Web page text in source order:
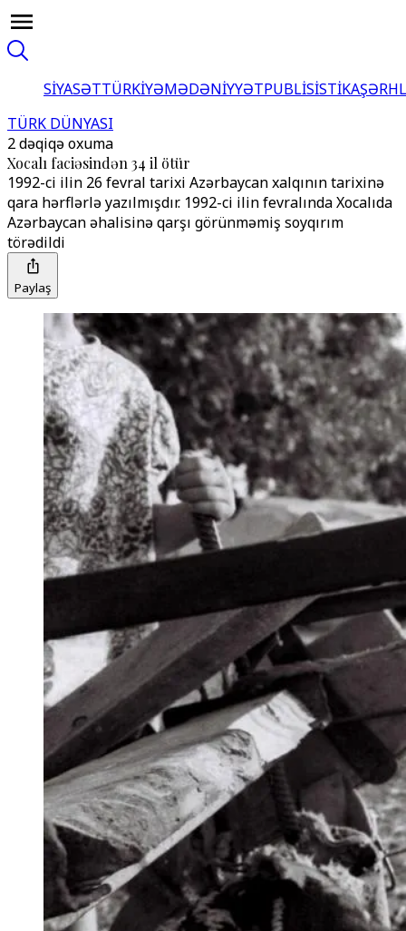
SİYASƏTTÜRKİYƏMƏDƏNİYYƏTPUBLİSİSTİKA
TÜRK DÜNYASI
2 dəqiqə oxuma
Xocalı faciəsindən 34 il ötür
1992-ci ilin 26 fevral tarixi Azərbaycan xalqının tarixinə
qara hərflərlə yazılmışdır. 1992-ci ilin fevralında Xocalıda
Azərbaycan əhalisinə qarşı görünməmiş soyqırım
törədildi
Paylaş